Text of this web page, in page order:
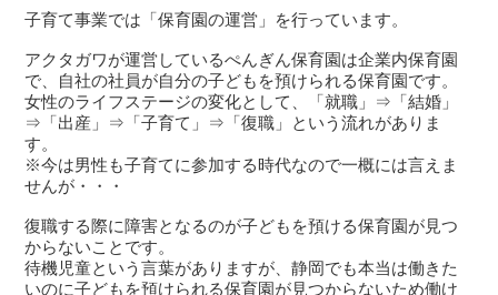
子育て事業では「保育園の運営」を行っています。
アクタガワが運営しているぺんぎん保育園は企業内保育園
で、自社の社員が自分の子どもを預けられる保育園です。
女性のライフステージの変化として、「就職」⇒「結婚」
⇒「出産」⇒「子育て」⇒「復職」という流れがありま
す。
※今は男性も子育てに参加する時代なので一概には言えま
せんが・・・
復職する際に障害となるのが子どもを預ける保育園が見つ
からないことです。
待機児童という言葉がありますが、静岡でも本当は働きた
いのに子どもを預けられる保育園が見つからないため働け